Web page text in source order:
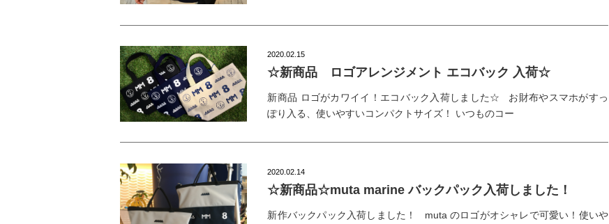
2020.02.15
☆新商品 ロゴアレンジメント エコバック 入荷☆
新商品 ロゴがカワイイ！エコバック入荷しました☆ お財布やスマホがすっ
ぽり入る、使いやすいコンパクトサイズ！ いつものコー
2020.02.14
☆新商品☆muta marine バックパック入荷しました！
新作バックパック入荷しました！ muta のロゴがオシャレで可愛い！使いや